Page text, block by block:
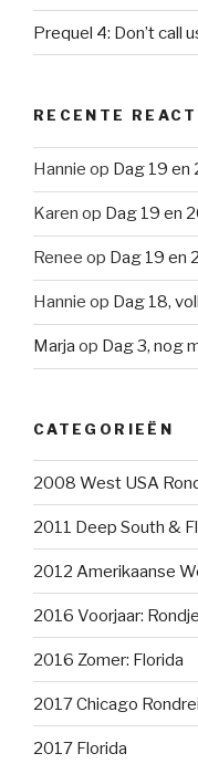
Prequel 4: Don’t call
RECENTE
Hannie op Dag 19 en
Karen op Dag 19 en
Renee op Dag 19 en
Hannie op Dag 18,
Marja op Dag 3, nog
CATEGORIEËN
2008 West USA
2011 Deep South &
2012 Amerikaanse
2016 Voorjaar:
2016 Zomer: Florida
2017 Chicago
2017 Florida